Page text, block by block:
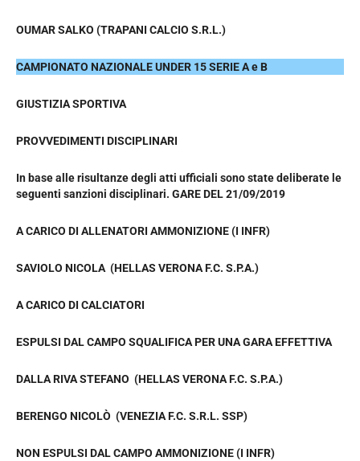
OUMAR SALKO (TRAPANI CALCIO S.R.L.)
CAMPIONATO NAZIONALE UNDER 15 SERIE A e B
GIUSTIZIA SPORTIVA
PROVVEDIMENTI DISCIPLINARI
In base alle risultanze degli atti ufficiali sono state deliberate le
seguenti sanzioni disciplinari. GARE DEL 21/09/2019
A CARICO DI ALLENATORI AMMONIZIONE (I INFR)
SAVIOLO NICOLA (HELLAS VERONA F.C. S.P.A.)
A CARICO DI CALCIATORI
ESPULSI DAL CAMPO SQUALIFICA PER UNA GARA EFFETTIVA
DALLA RIVA STEFANO (HELLAS VERONA F.C. S.P.A.)
BERENGO NICOLÒ (VENEZIA F.C. S.R.L. SSP)
NON ESPULSI DAL CAMPO AMMONIZIONE (I INFR)